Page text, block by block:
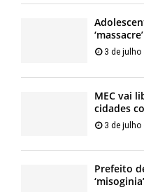
3 de julho
MEC vai
cidades
3 de julho
Prefeito